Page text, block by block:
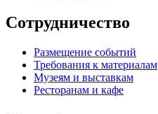
Сотрудничество
Размещение событий
Требования к материалам
Музеям и выставкам
Ресторанам и кафе